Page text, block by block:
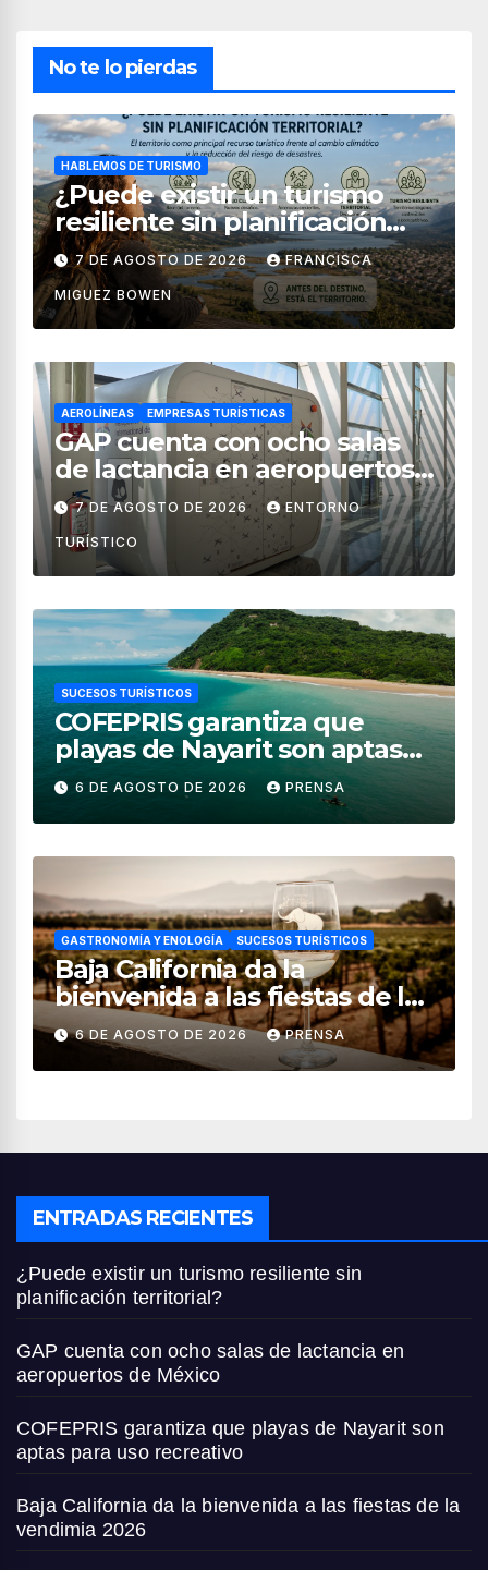
No te lo pierdas
HABLEMOS DE TURISMO
¿Puede existir un turismo
resiliente sin planificación
territorial?
7 DE AGOSTO DE 2026 FRANCISCA
MIGUEZ BOWEN
AEROLÍNEAS EMPRESAS TURÍSTICAS
GAP cuenta con ocho salas
de lactancia en aeropuertos
de México
7 DE AGOSTO DE 2026 ENTORNO
TURÍSTICO
SUCESOS TURÍSTICOS
COFEPRIS garantiza que
playas de Nayarit son aptas
para uso recreativo
6 DE AGOSTO DE 2026 PRENSA
GASTRONOMÍA Y ENOLOGÍA SUCESOS TURÍSTICOS
Baja California da la
bienvenida a las fiestas de la
vendimia 2026
6 DE AGOSTO DE 2026 PRENSA
ENTRADAS RECIENTES
¿Puede existir un turismo resiliente sin
planificación territorial?
GAP cuenta con ocho salas de lactancia en
aeropuertos de México
COFEPRIS garantiza que playas de Nayarit son
aptas para uso recreativo
Baja California da la bienvenida a las fiestas de la
vendimia 2026